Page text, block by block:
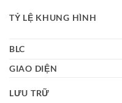
TỶ LỆ KHUNG HÌNH
BLC
GIAO DIỆN
LƯU TRỮ